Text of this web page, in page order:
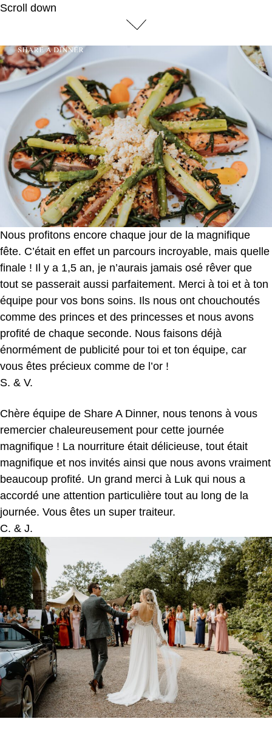
Scroll down
Nous profitons encore chaque jour de la magnifique
fête. C’était en effet un parcours incroyable, mais quelle
finale ! Il y a 1,5 an, je n’aurais jamais osé rêver que
tout se passerait aussi parfaitement. Merci à toi et à ton
équipe pour vos bons soins. Ils nous ont chouchoutés
comme des princes et des princesses et nous avons
profité de chaque seconde. Nous faisons déjà
énormément de publicité pour toi et ton équipe, car
vous êtes précieux comme de l’or !
S. & V.
Chère équipe de Share A Dinner, nous tenons à vous
remercier chaleureusement pour cette journée
magnifique ! La nourriture était délicieuse, tout était
magnifique et nos invités ainsi que nous avons vraiment
beaucoup profité. Un grand merci à Luk qui nous a
accordé une attention particulière tout au long de la
journée. Vous êtes un super traiteur.
C. & J.